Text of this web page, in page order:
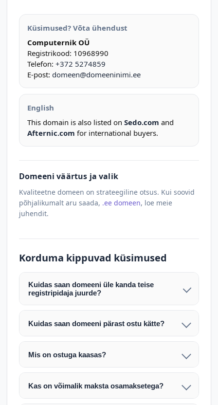
Küsimused? Võta ühendust
Computernik OÜ
Registrikood: 10968990
Telefon: +372 5274859
E-post: domeen@domeeninimi.ee
English
This domain is also listed on Sedo.com and
Afternic.com for international buyers.
Domeeni väärtus ja valik
Kvaliteetne domeen on strateegiline otsus. Kui soovid
põhjalikumalt aru saada, .ee domeen, loe meie
juhendit.
Korduma kippuvad küsimused
Kuidas saan domeeni üle kanda teise
registripidaja juurde?
Pärast makse laekumist edastame teile domeeni
AUTH (EPP) koodi. Selle abil saate domeeni üle
Domeeni ülekandmine toimub registripidajate
tööpäeva. Täpsemad juhised saadetakse teile e-
posti teel pärast tehingu kinnitamist.
Kuidas saan domeeni pärast ostu kätte?
Pärast ostu vormistamist väljastame arve.
Maksekinnituse järel edastame teile domeeni
enda valitud registripidaja juurde.
Mis on ostuga kaasas?
Ostuga kaasas on domeeninime omandiõigus.
Veebimajutust ja e-posti teenuseid tuleb tellida
Kas on võimalik maksta osamaksetega?